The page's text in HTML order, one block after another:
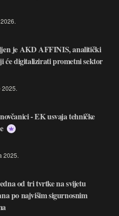
je AKD AFFINIS, analitički
će digitalizirati prometni sektor
2025.
- EK usvaja tehničke
2025.
od tri tvrtke na svijetu
po najvišim sigurnosnim